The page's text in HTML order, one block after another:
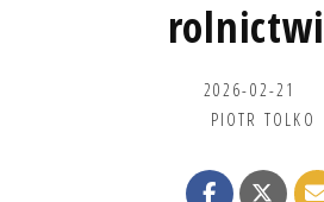
2026-02-21
PIOTR TOLKO